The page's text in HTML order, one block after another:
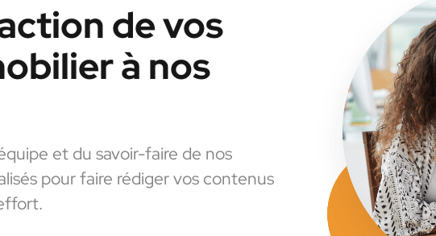
de vos
à nos
et du savoir-faire de nos
pour faire rédiger vos contenus